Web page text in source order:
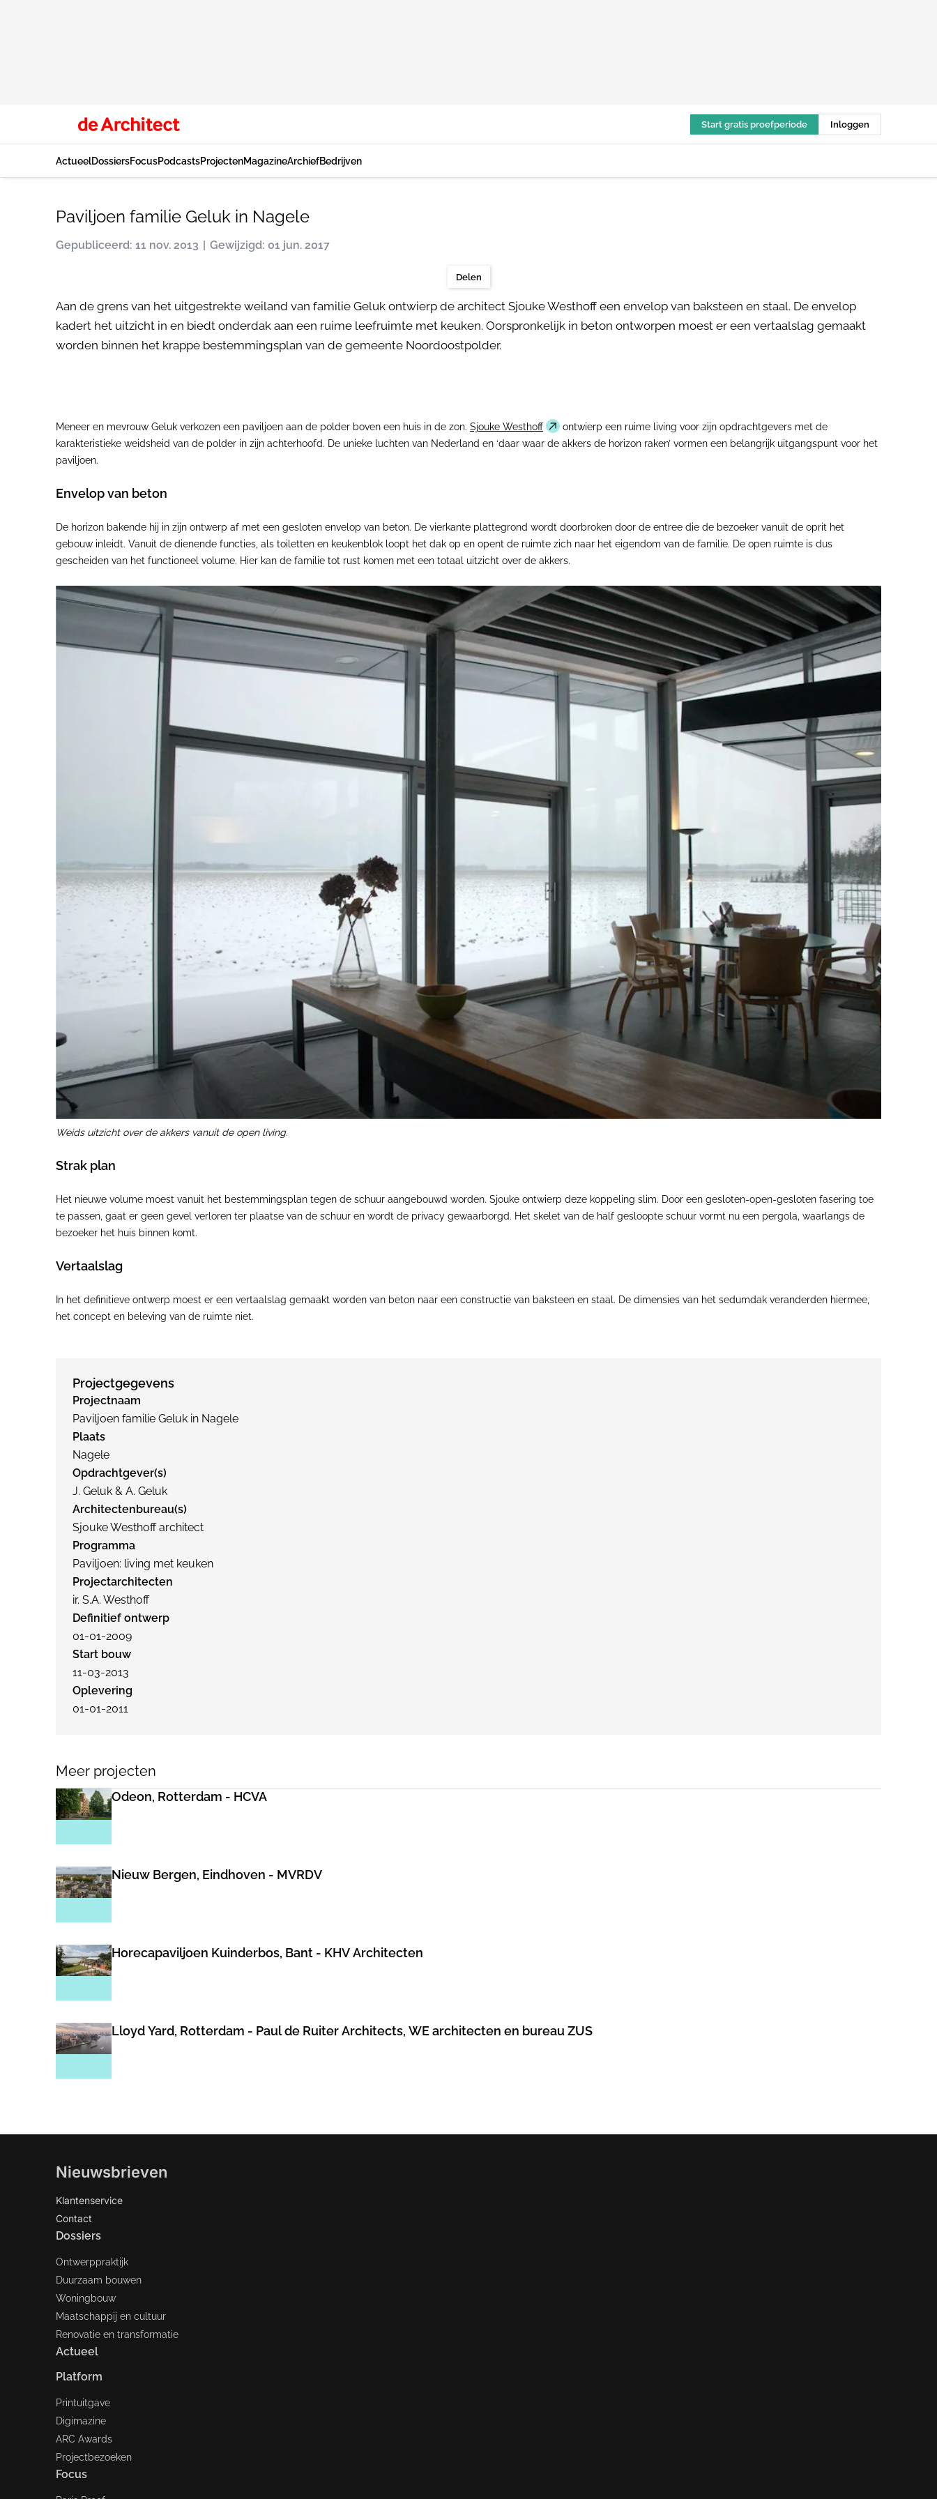
Start gratis proefperiode Inloggen
ActueelDossiersFocusPodcastsProjectenMagazineArchiefBedrijven
Paviljoen familie Geluk in Nagele
Gepubliceerd: 11 nov. 2013 Gewijzigd: 01 jun. 2017
Delen
Aan de grens van het uitgestrekte weiland van familie Geluk ontwierp de architect Sjouke Westhoff een envelop van baksteen en staal. De envelop
kadert het uitzicht in en biedt onderdak aan een ruime leefruimte met keuken. Oorspronkelijk in beton ontworpen moest er een vertaalslag gemaakt
worden binnen het krappe bestemmingsplan van de gemeente Noordoostpolder.
Meneer en mevrouw Geluk verkozen een paviljoen aan de polder boven een huis in de zon. Sjouke Westhoff
ontwierp een ruime living voor zijn opdrachtgevers met de
karakteristieke weidsheid van de polder in zijn achterhoofd. De unieke luchten van Nederland en ‘daar waar de akkers de horizon raken’ vormen een belangrijk uitgangspunt voor het
paviljoen.
Envelop van beton
De horizon bakende hij in zijn ontwerp af met een gesloten envelop van beton. De vierkante plattegrond wordt doorbroken door de entree die de bezoeker vanuit de oprit het
gebouw inleidt. Vanuit de dienende functies, als toiletten en keukenblok loopt het dak op en opent de ruimte zich naar het eigendom van de familie. De open ruimte is dus
gescheiden van het functioneel volume. Hier kan de familie tot rust komen met een totaal uitzicht over de akkers.
Weids uitzicht over de akkers vanuit de open living.
Strak plan
Het nieuwe volume moest vanuit het bestemmingsplan tegen de schuur aangebouwd worden. Sjouke ontwierp deze koppeling slim. Door een gesloten-open-gesloten fasering toe
te passen, gaat er geen gevel verloren ter plaatse van de schuur en wordt de privacy gewaarborgd. Het skelet van de half gesloopte schuur vormt nu een pergola, waarlangs de
bezoeker het huis binnen komt.
Vertaalslag
In het definitieve ontwerp moest er een vertaalslag gemaakt worden van beton naar een constructie van baksteen en staal. De dimensies van het sedumdak veranderden hiermee,
het concept en beleving van de ruimte niet.
Projectgegevens
Projectnaam
Paviljoen familie Geluk in Nagele
Plaats
Nagele
Opdrachtgever(s)
J. Geluk & A. Geluk
Architectenbureau(s)
Sjouke Westhoff architect
Programma
Paviljoen: living met keuken
Projectarchitecten
ir. S.A. Westhoff
Definitief ontwerp
01-01-2009
Start bouw
11-03-2013
Oplevering
01-01-2011
Meer projecten
Odeon, Rotterdam - HCVA
Nieuw Bergen, Eindhoven - MVRDV
Horecapaviljoen Kuinderbos, Bant - KHV Architecten
Lloyd Yard, Rotterdam - Paul de Ruiter Architects, WE architecten en bureau ZUS
Nieuwsbrieven
Klantenservice
Contact
Dossiers
Ontwerppraktijk
Duurzaam bouwen
Woningbouw
Maatschappij en cultuur
Renovatie en transformatie
Actueel
Platform
Printuitgave
Digimazine
ARC Awards
Projectbezoeken
Focus